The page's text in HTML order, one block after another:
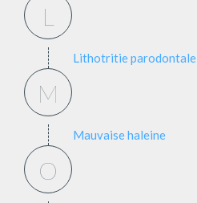
L
Lithotritie parodontale
M
Mauvaise haleine
O